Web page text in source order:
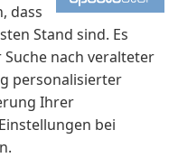
dass
Stand sind. Es
nach veralteter
personalisierter
Ihrer
bei